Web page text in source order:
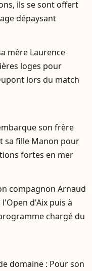
ils se sont offert
dépaysant
mère Laurence
loges pour
lors du match
son frère
sa fille Manon pour
fortes en mer
compagnon Arnaud
d'Aix puis à
chargé du
domaine : Pour son